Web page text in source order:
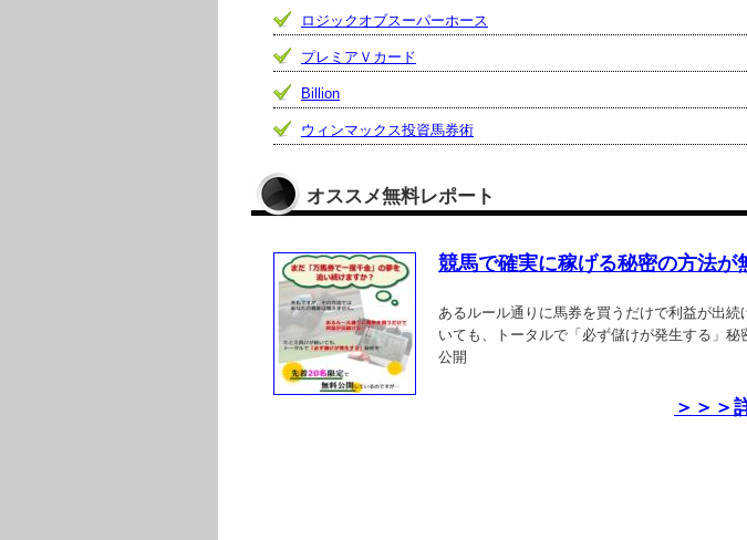
ロジックオブスーパーホース
プレミアＶカード
Billion
ウィンマックス投資馬券術
オススメ無料レポート
競馬で確実に稼げる秘密の方法が
あるルール通りに馬券を買うだけで利益が出
いても、トータルで「必ず儲けが発生する」秘
公開
＞＞＞